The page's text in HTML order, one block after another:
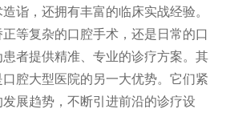
诣，还拥有丰富的临床实战经验。
等复杂的口腔手术，还是日常的口
者提供精准、专业的诊疗方案。其
腔大型医院的另一大优势。它们紧
展趋势，不断引进前沿的诊疗设